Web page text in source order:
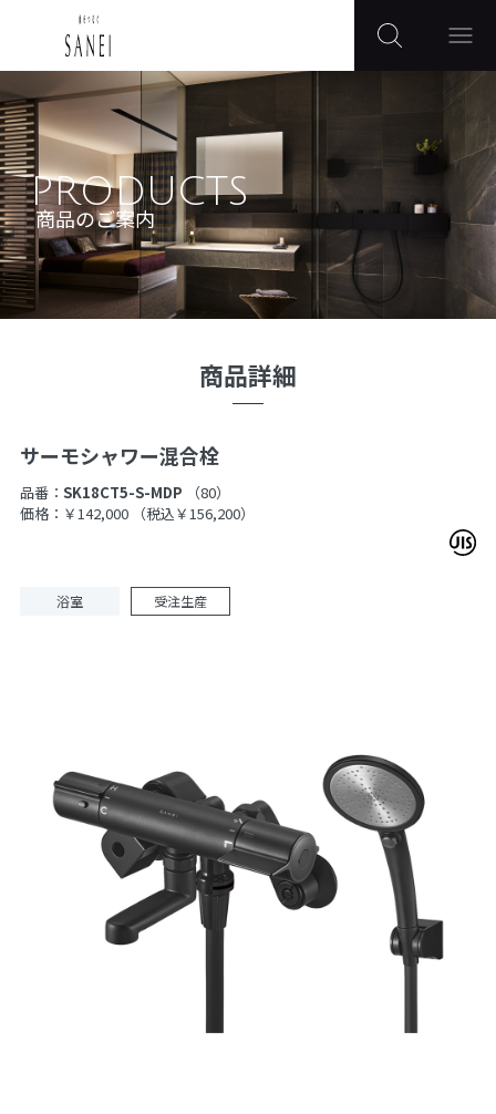
PRODUCTS
商品のご案内
商品詳細
サーモシャワー混合栓
品番： SK18CT5-S-MDP
（80）
価格：￥142,000
（税込￥156,200）
浴室 受注生産